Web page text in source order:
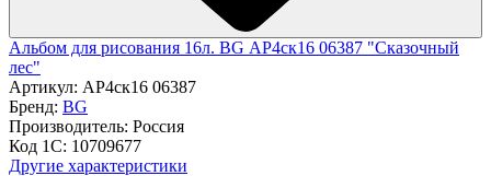
Альбом для рисования 16л. BG АР4ск16 06387 "Сказочный
лес"
Артикул: АР4ск16 06387
Бренд: BG
Производитель: Россия
Код 1С: 10709677
Другие характеристики